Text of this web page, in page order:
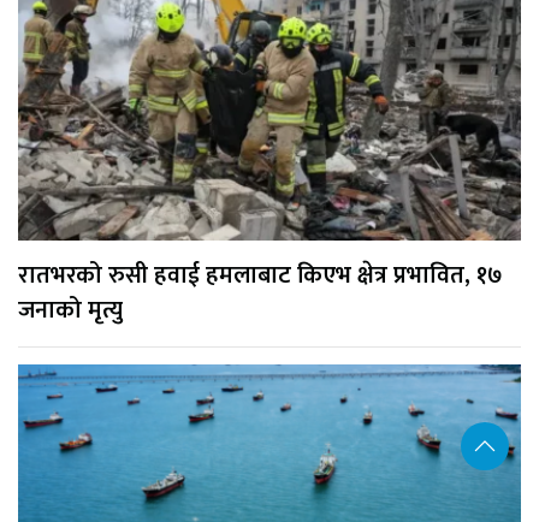
रातभरको रुसी हवाई हमलाबाट किएभ क्षेत्र प्रभावित, १७
जनाको मृत्यु